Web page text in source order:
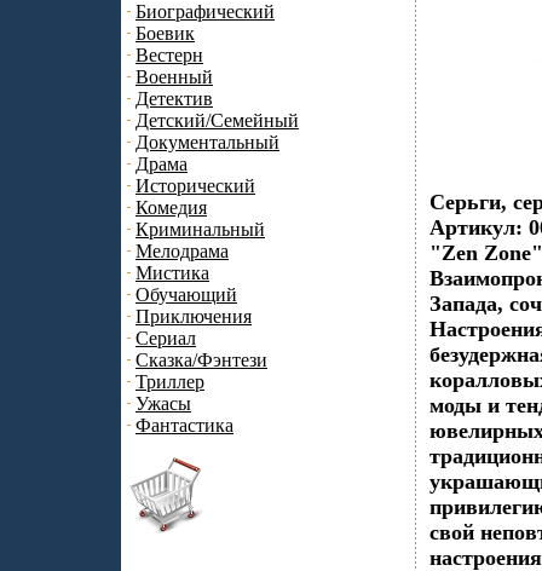
Биографический
Боевик
Вестерн
Военный
Детектив
Детский/Семейный
Документальный
Драма
Исторический
Комедия
Криминальный
Мелодрама
Мистика
Обучающий
Приключения
Сериал
Сказка/Фэнтези
Триллер
Ужасы
Фантастика
Серьги,
Артикул:
"Zen
Запада,
моды и
свой